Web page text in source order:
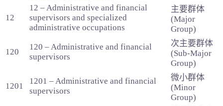
12
12 – Administrative and financial
supervisors and specialized
administrative occupations
主要群体
(Major
Group)
120
120 – Administrative and financial
supervisors
次主要群体
(Sub-Major
Group)
1201
1201 – Administrative and financial
supervisors
微小群体
(Minor
Group)